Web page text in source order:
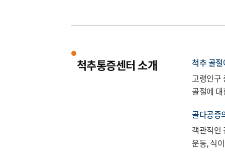
척추통증센터 소개
척추 골
고령인구
골절에
골다공증
객관적인
운동, 식